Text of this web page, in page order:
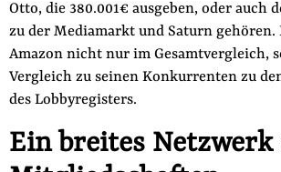
Otto, die 380.001€ ausgeben, oder auch
zu der Mediamarkt und Saturn
Amazon nicht nur im Gesamtvergleich,
Vergleich zu seinen Konkurrenten zu
des Lobbyregisters.
Ein breites Netzwerk